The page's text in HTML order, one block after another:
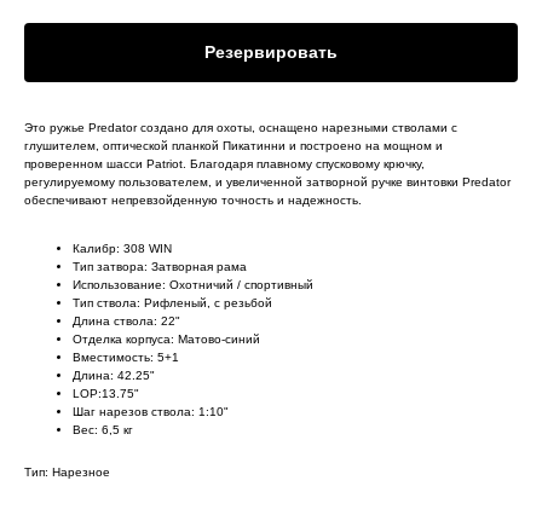
Резервировать
Это ружье Predator создано для охоты, оснащено нарезными стволами с
глушителем, оптической планкой Пикатинни и построено на мощном и
проверенном шасси Patriot. Благодаря плавному спусковому крючку,
регулируемому пользователем, и увеличенной затворной ручке винтовки Predator
обеспечивают непревзойденную точность и надежность.
Калибр: 308 WIN
Тип затвора: Затворная рама
Использование: Охотничий / спортивный
Тип ствола: Рифленый, с резьбой
Длина ствола: 22"
Отделка корпуса: Матово-синий
Вместимость: 5+1
Длина: 42.25"
LOP:13.75"
Шаг нарезов ствола: 1:10"
Вес: 6,5 кг
Тип: Нарезное